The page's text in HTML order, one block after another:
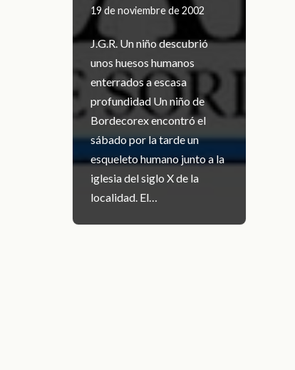
19 de noviembre de 2002
J.G.R. Un niño descubrió
unos huesos humanos
enterrados a escasa
profundidad Un niño de
Bordecorex encontró el
sábado por la tarde un
esqueleto humano junto a la
iglesia del siglo X de la
localidad. El…